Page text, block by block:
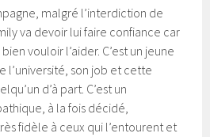
malgré l’interdiction de
va devoir lui faire confiance car
vouloir l’aider. C’est un jeune
l’université, son job et cette
d’à part. C’est un
à la fois décidé,
fidèle à ceux qui l’entourent et